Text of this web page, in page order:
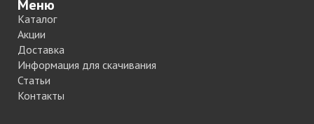
Меню
Каталог
Акции
Доставка
Информация для скачивания
Статьи
Контакты